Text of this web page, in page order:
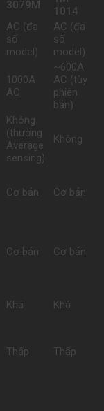
3079M
1014
AC (đa
số
model)
AC (đa
số
model)
1000A
AC
~600A
AC (tùy
phiên
bản)
Không
(thường
Average
sensing)
Không
Cơ bản Cơ bản
Cơ bản Cơ bản
Khá Khá
Thấp Thấp